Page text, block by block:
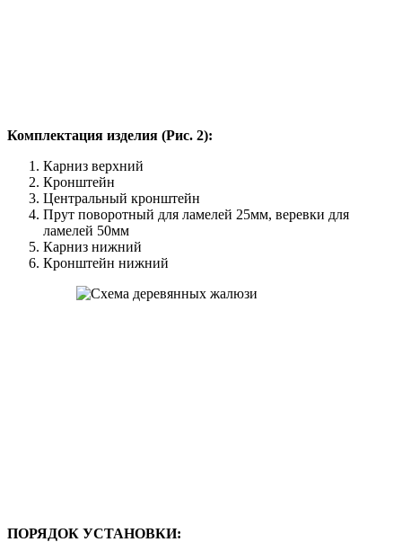
Комплектация изделия (Рис. 2):
Карниз верхний
Кронштейн
Центральный кронштейн
Прут поворотный для ламелей 25мм, веревки для
ламелей 50мм
Карниз нижний
Кронштейн нижний
ПОРЯДОК УСТАНОВКИ: